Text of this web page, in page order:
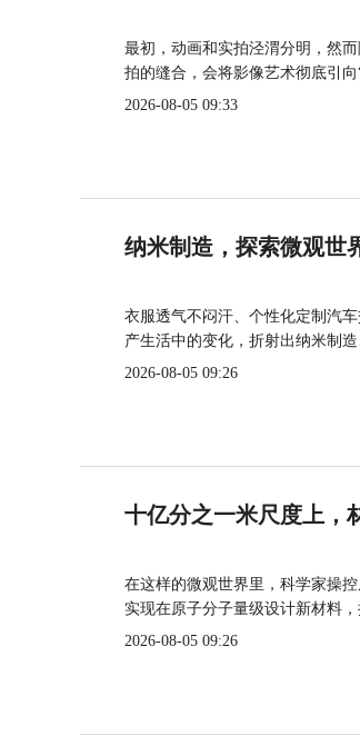
最初，动画和实拍泾渭分明，然
拍的缝合，会将影像艺术彻底引向
2026-08-05 09:33
纳米制造，探索微观世
衣服透气不闷汗、个性化定制汽
产生活中的变化，折射出纳米制
2026-08-05 09:26
十亿分之一米尺度上，
在这样的微观世界里，科学家操
实现在原子分子量级设计新材料
2026-08-05 09:26